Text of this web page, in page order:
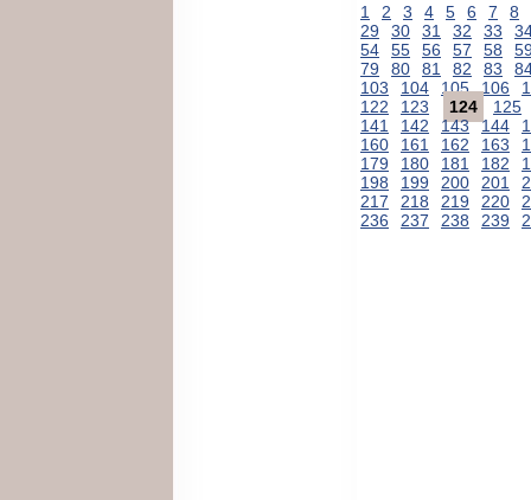
1 2 3 4 5 6 7
8
29
30 31 32 33
54
55 56 57 58
79
80 81 82 83
103
104 105 106
122
123 124
125
141
142 143 144
160
161 162 163
179
180 181 182
198
199 200 201
217
218 219 220
236
237 238 239